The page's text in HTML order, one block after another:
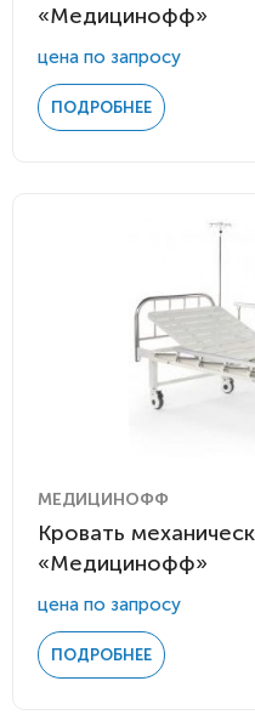
«Медицинофф»
цена по запросу
ПОДРОБНЕЕ
МЕДИЦИНОФФ
Кровать
«Медицинофф»
цена по запросу
ПОДРОБНЕЕ